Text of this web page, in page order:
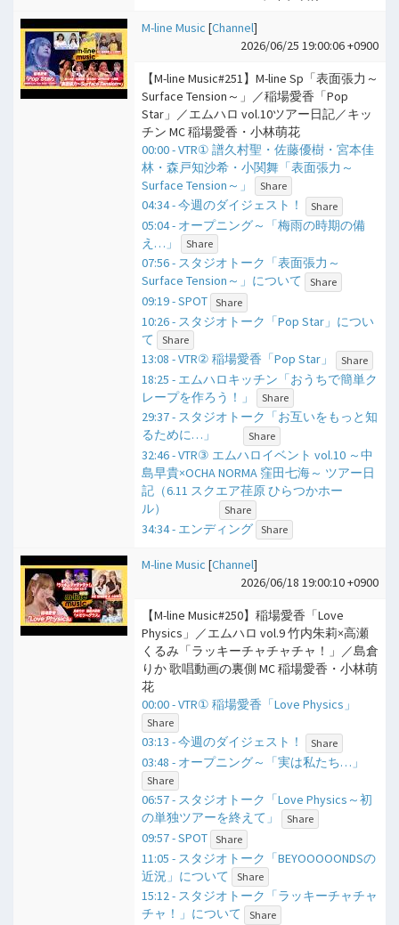
M-line Music [Channel]
2026/06/25 19:00:06 +0900
【M-line Music#251】M-line Sp「表面張力～
Surface Tension～」／稲場愛香「Pop
Star」／エムハロ vol.10ツアー日記／キッ
チン MC 稲場愛香・小林萌花
00:00 - VTR① 譜久村聖・佐藤優樹・宮本佳
林・森戸知沙希・小関舞「表面張力～
Surface Tension～」
Share
04:34 - 今週のダイジェスト！ Share
05:04 - オープニング～「梅雨の時期の備
え…」
Share
07:56 - スタジオトーク「表面張力～
Surface Tension～」について
Share
09:19 - SPOT Share
10:26 - スタジオトーク「Pop Star」につい
て
Share
13:08 - VTR② 稲場愛香「Pop Star」 Share
18:25 - エムハロキッチン「おうちで簡単ク
レープを作ろう！」
Share
29:37 - スタジオトーク「お互いをもっと知
るために…」
Share
32:46 - VTR③ エムハロイベント vol.10 ～中
島早貴×OCHA NORMA 窪田七海～ ツアー日
記（6.11 スクエア荏原 ひらつかホー
ル）
Share
34:34 - エンディング Share
M-line Music [Channel]
2026/06/18 19:00:10 +0900
【M-line Music#250】稲場愛香「Love
Physics」／エムハロ vol.9 竹内朱莉×高瀬
くるみ「ラッキーチャチャチャ！」／島倉
りか 歌唱動画の裏側 MC 稲場愛香・小林萌
花
00:00 - VTR① 稲場愛香「Love Physics」
Share
03:13 - 今週のダイジェスト！ Share
03:48 - オープニング～「実は私たち…」
Share
06:57 - スタジオトーク「Love Physics～初
の単独ツアーを終えて」
Share
09:57 - SPOT Share
11:05 - スタジオトーク「BEYOOOOONDSの
近況」について
Share
15:12 - スタジオトーク「ラッキーチャチャ
チャ！」について
Share